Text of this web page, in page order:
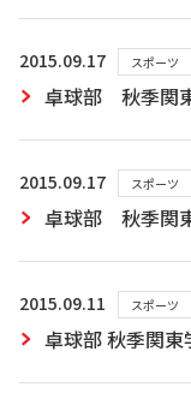
2015.09.17 スポーツ
卓球部 秋季関
2015.09.17 スポーツ
卓球部 秋季関
2015.09.11 スポーツ
卓球部 秋季関